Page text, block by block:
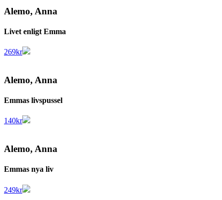
Alemo, Anna
Livet enligt Emma
269kr
Alemo, Anna
Emmas livspussel
140kr
Alemo, Anna
Emmas nya liv
249kr